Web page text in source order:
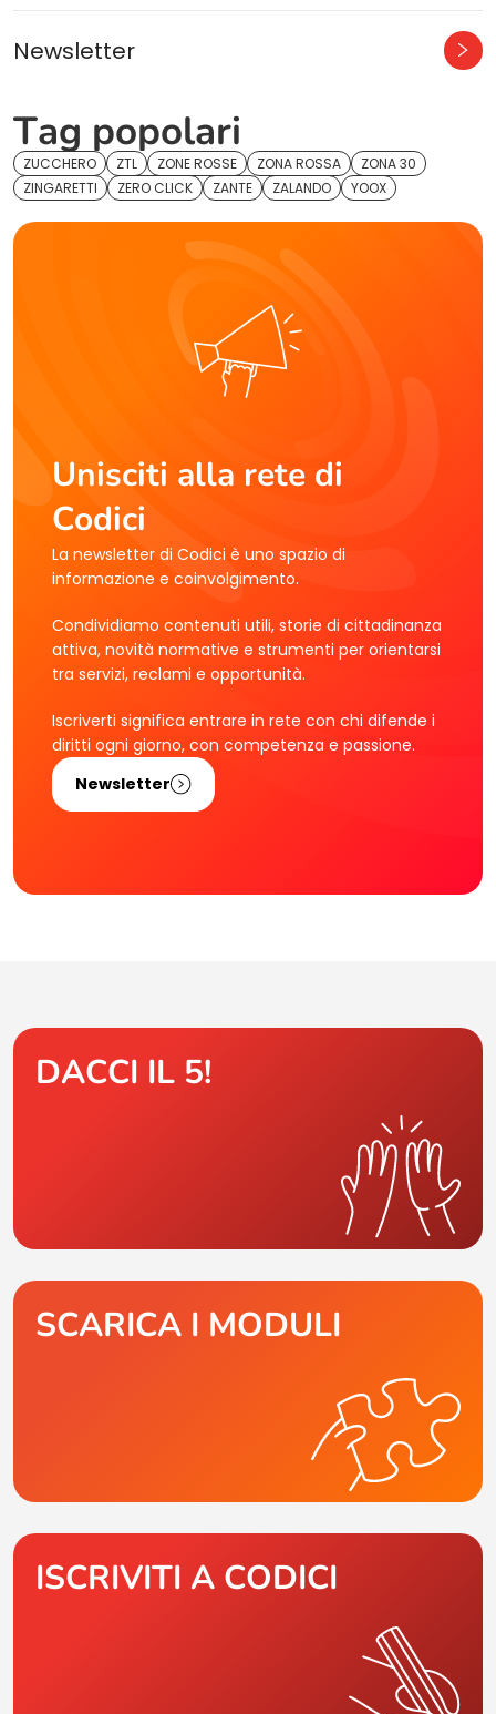
Newsletter
Tag popolari
ZUCCHERO ZTL ZONE ROSSE ZONA ROSSA
ZONA 30
ZINGARETTI
ZERO CLICK ZANTE ZALANDO YOOX
Unisciti alla rete di
Codici
La newsletter di Codici è uno spazio di
informazione e coinvolgimento.
Condividiamo contenuti utili, storie di cittadinanza
attiva, novità normative e strumenti per orientarsi
tra servizi, reclami e opportunità.
Iscriverti significa entrare in rete con chi difende i
diritti ogni giorno, con competenza e passione.
Newsletter
DACCI IL 5!
SCARICA I MODULI
ISCRIVITI A CODICI